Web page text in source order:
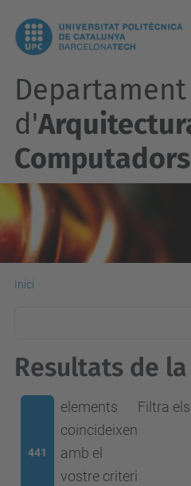
Departament
d'
Computadors
Inici
Resultats de la
441
elements
coincideixen
amb el
vostre criteri
Filtra